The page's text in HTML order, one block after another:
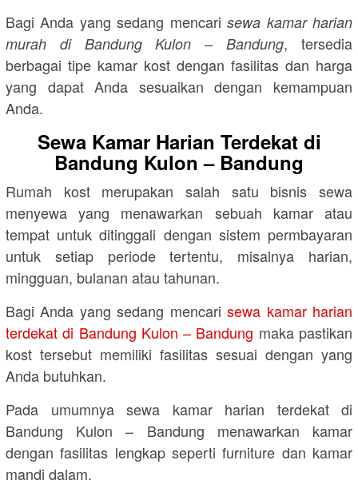
Bagi Anda yang sedang mencarisewa kamar harian
murah di Bandung Kulon – Bandung, tersedia
berbagai tipe kamar kost dengan fasilitas dan harga
yang dapat Anda sesuaikan dengan kemampuan
Anda.
Sewa Kamar Harian Terdekat di
Bandung Kulon – Bandung
Rumah kost merupakan salah satu bisnis sewa
menyewa yang menawarkan sebuah kamar atau
tempat untuk ditinggali dengan sistem permbayaran
untuk setiap periode tertentu, misalnya harian,
mingguan, bulanan atau tahunan.
Bagi Anda yang sedang mencarisewa kamar harian
terdekat di Bandung Kulon – Bandung maka pastikan
kost tersebut memiliki fasilitas sesuai dengan yang
Anda butuhkan.
Pada umumnya sewa kamar harian terdekat di
Bandung Kulon – Bandung menawarkan kamar
dengan fasilitas lengkap seperti furniture dan kamar
mandi dalam.